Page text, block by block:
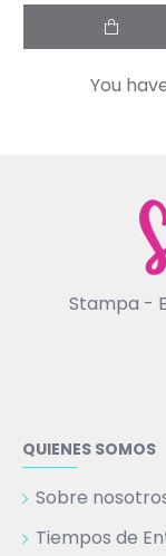
You
Stampa -
QUIENES SOMOS
Sobre
Tiempos de